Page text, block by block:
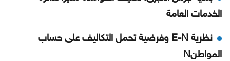
الخدمات العامة
نظرية E-N وفرضية تحمل التكاليف على حساب
المواطنN